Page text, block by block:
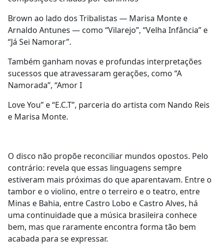
Brown ao lado dos Tribalistas — Marisa Monte e
Arnaldo Antunes — como “Vilarejo”, “Velha Infância” e
“Já Sei Namorar”.
Também ganham novas e profundas interpretações
sucessos que atravessaram gerações, como “A
Namorada”, “Amor I
Love You” e “E.C.T”, parceria do artista com Nando Reis
e Marisa Monte.
O disco não propõe reconciliar mundos opostos. Pelo
contrário: revela que essas linguagens sempre
estiveram mais próximas do que aparentavam. Entre o
tambor e o violino, entre o terreiro e o teatro, entre
Minas e Bahia, entre Castro Lobo e Castro Alves, há
uma continuidade que a música brasileira conhece
bem, mas que raramente encontra forma tão bem
acabada para se expressar.